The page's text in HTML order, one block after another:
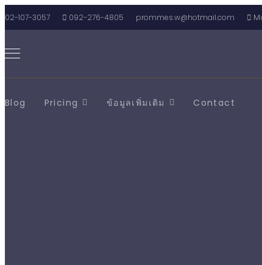
02-107-3057 092-276-4805 prommes.w@hotmail.com
Blog Pricing ข้อมูลเพิ่มเติม Contact